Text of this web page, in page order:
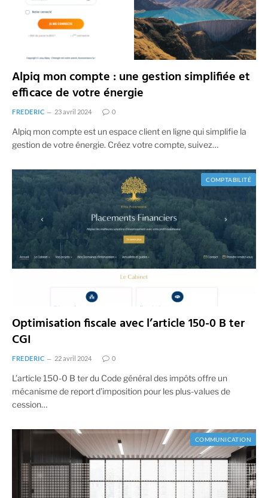
Alpiq mon compte : une gestion simplifiée et
efficace de votre énergie
FREDERIC 23 avril 2024 0
Alpiq mon compte est un espace client en ligne qui simplifie la
gestion de votre énergie. Créez votre compte, suivez…
COMPTABILITÉ
Optimisation fiscale avec l’article 150-0 B ter
CGI
FREDERIC 22 avril 2024 0
L’article 150-0 B ter du Code général des impôts offre un
mécanisme de report d’imposition pour les plus-values de
cession…
COMMUNICATION